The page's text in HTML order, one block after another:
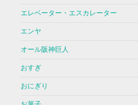
エレベーター・エスカレーター
エンヤ
オール阪神巨人
おすぎ
おにぎり